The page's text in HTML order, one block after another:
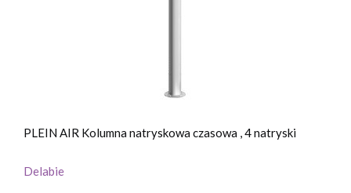
PLEIN AIR Kolumna natryskowa czasowa , 4 natryski
Delabie